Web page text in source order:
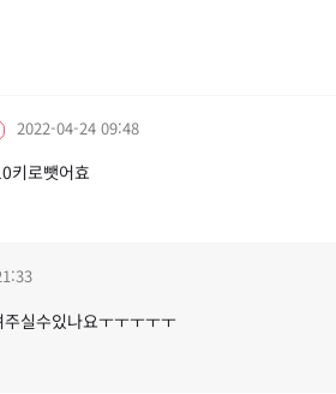
2022-04-24 09:48
키로뺏어효
실수있나요ㅜㅜㅜㅜㅜ